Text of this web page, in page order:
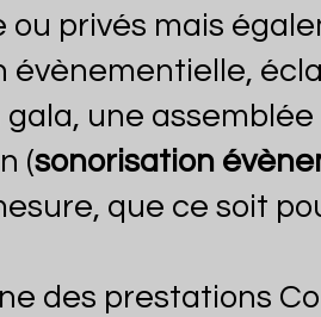
ou privés mais
évènementielle,
une
(sonorisation
que ce soit
des prestations